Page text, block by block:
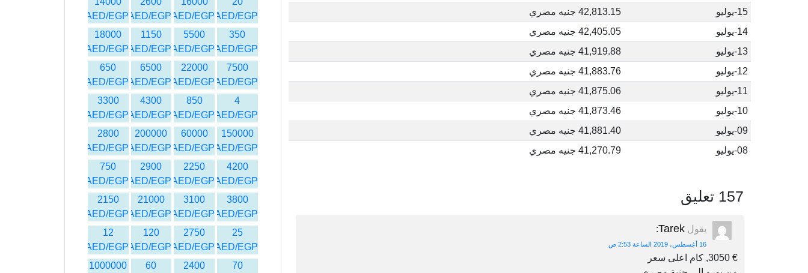
15-يوليو
42,813.15 جنيه مصري
14-يوليو
42,405.05 جنيه مصري
13-يوليو
41,919.88 جنيه مصري
12-يوليو
41,883.76 جنيه مصري
11-يوليو
41,875.06 جنيه مصري
10-يوليو
41,873.46 جنيه مصري
09-يوليو
41,881.40 جنيه مصري
08-يوليو
41,270.79 جنيه مصري
157 تعليق
يقول Tarek
:
16 أغسطس، 2019 الساعة 2:53 ص
€ 3050, كام اعلى سعر
AED/EGP
AED/EGP
AED/EGP
AED/EGP
350
AED/EGP
5500
AED/EGP
1150
AED/EGP
18000
AED/EGP
7500
AED/EGP
22000
AED/EGP
6500
AED/EGP
650
AED/EGP
4
AED/EGP
850
AED/EGP
4300
AED/EGP
3300
AED/EGP
150000
AED/EGP
60000
AED/EGP
200000
AED/EGP
2800
AED/EGP
4200
AED/EGP
2250
AED/EGP
2900
AED/EGP
750
AED/EGP
3800
AED/EGP
3100
AED/EGP
21000
AED/EGP
2150
AED/EGP
25
AED/EGP
2750
AED/EGP
120
AED/EGP
12
AED/EGP
70
2400
60
1000000